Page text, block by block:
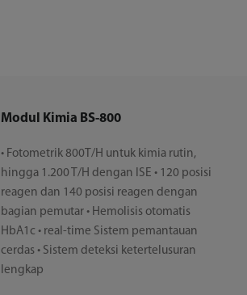
Modul Kimia BS-800
• Fotometrik 800T/H untuk kimia rutin,
hingga 1.200 T/H dengan ISE • 120 posisi
reagen dan 140 posisi reagen dengan
bagian pemutar • Hemolisis otomatis
HbA1c • real-time Sistem pemantauan
cerdas • Sistem deteksi ketertelusuran
lengkap